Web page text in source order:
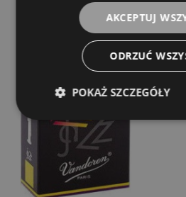
AKCEPTUJ
ODRZUĆ
POKAŻ SZCZEGÓŁY